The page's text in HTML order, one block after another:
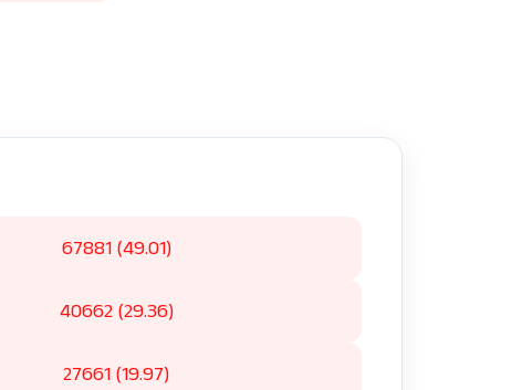
67881 (49.01)
40662 (29.36)
27661 (19.97)